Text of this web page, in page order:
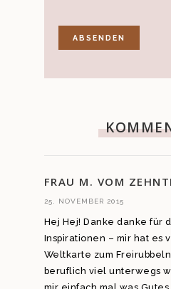
FRAU M. VOM
25. NOVEMBER 2015
Hej Hej! Danke danke für
Inspirationen – mir hat es
Weltkarte zum
beruflich viel unterwegs